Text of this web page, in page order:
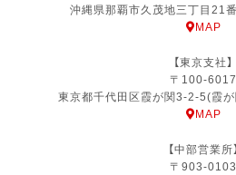
沖縄県那覇市久茂地三丁目21
MAP
【東京支社】
〒100-6017
東京都千代田区霞が関3-2-5(霞
MAP
【中部営業所】
〒903-0103